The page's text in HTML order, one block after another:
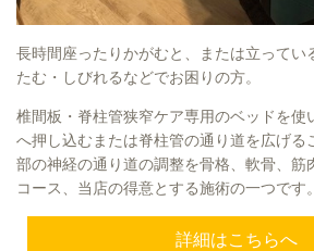
長時間座ったりかがむと、または立ってい
たむ・しびれるなどでお困りの方。
椎間板・脊柱管狭窄ケア専用のベッドを使
へ押し込むまたは脊柱管の通り道を広げる
部の神経の通り道の調整を骨格、軟骨、筋
コース、当店の得意とする施術の一つです。
詳細はこちらへ